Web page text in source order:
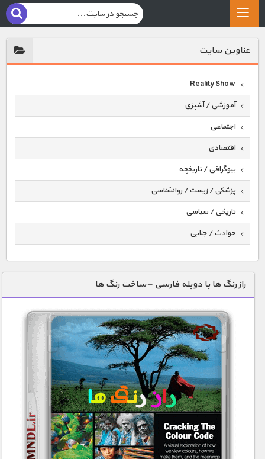
عناوين سايت
Reality Show
آموزشی / آشپزی
اجتماعی
اقتصادی
بیوگرافی / تاریخچه
پزشکی / زیست / روانشناسی
تاریخی / سیاسی
حوادث / جنایی
دنیای خوراکی ها
زمین شناسی / محیط زیست
سازه/ معماری/ مهندسی
سرگرمی
شناخت کودکان
طبیعت
علم و فناوری
فرهنگ / هنر
کیهان / نجوم
راز رنگ ها با دوبله فارسی – ساخت رنگ ها